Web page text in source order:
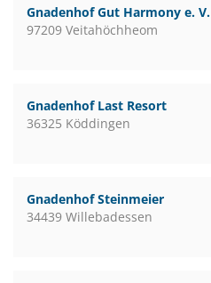
Gnadenhof Gut Harmony e. V.
97209 Veitahöchheom
Gnadenhof Last Resort
36325 Köddingen
Gnadenhof Steinmeier
34439 Willebadessen